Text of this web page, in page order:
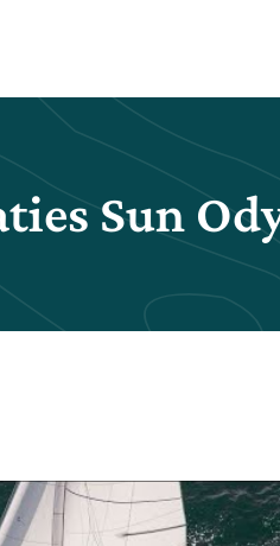
Sun